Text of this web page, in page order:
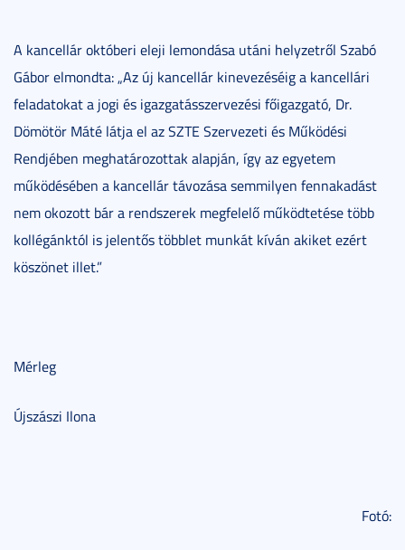
A kancellár októberi eleji lemondása utáni helyzetről Szabó
Gábor elmondta: „Az új kancellár kinevezéséig a kancellári
feladatokat a jogi és igazgatásszervezési főigazgató, Dr.
Dömötör Máté látja el az SZTE Szervezeti és Működési
Rendjében meghatározottak alapján, így az egyetem
működésében a kancellár távozása semmilyen fennakadást
nem okozott bár a rendszerek megfelelő működtetése több
kollégánktól is jelentős többlet munkát kíván akiket ezért
köszönet illet.”
Mérleg
Újszászi Ilona
Fotó: